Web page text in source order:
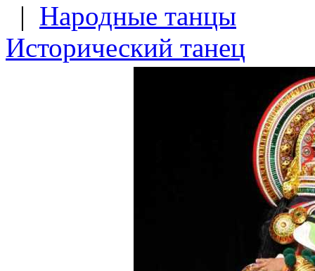
| Народные танцы
Исторический танец